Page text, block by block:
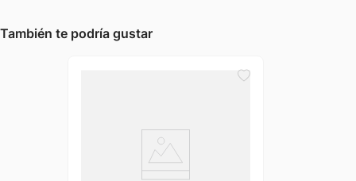
También te podría gustar